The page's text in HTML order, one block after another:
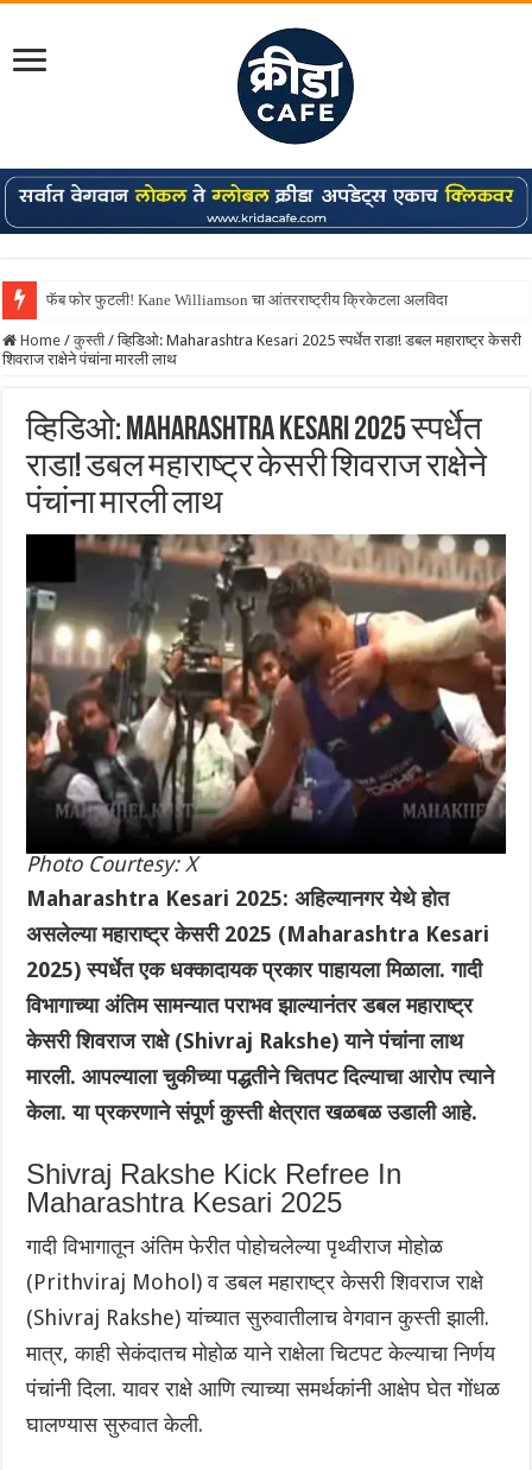
फॅब फोर फुटली! Kane Williamson चा आंतरराष्ट्रीय क्रिकेटला अलविदा
Shreyas Iyer कॅप्टन झाला! टी20 ची पुन्हा मुंबईकराच्या खांद्यावर, एशियन गेम्स…
Home / कुस्ती / व्हिडिओ: Maharashtra Kesari 2025 स्पर्धेत राडा! डबल महाराष्ट्र केसरी
शिवराज राक्षेने पंचांना मारली लाथ
व्हिडिओ: Maharashtra Kesari 2025 स्पर्धेत
राडा! डबल महाराष्ट्र केसरी शिवराज राक्षेने
पंचांना मारली लाथ
Photo Courtesy: X
Maharashtra Kesari 2025: अहिल्यानगर येथे होत
असलेल्या महाराष्ट्र केसरी 2025 (Maharashtra Kesari
2025) स्पर्धेत एक धक्कादायक प्रकार पाहायला मिळाला. गादी
विभागाच्या अंतिम सामन्यात पराभव झाल्यानंतर डबल महाराष्ट्र
केसरी शिवराज राक्षे (Shivraj Rakshe) याने पंचांना लाथ
मारली. आपल्याला चुकीच्या पद्धतीने चितपट दिल्याचा आरोप त्याने
केला. या प्रकरणाने संपूर्ण कुस्ती क्षेत्रात खळबळ उडाली आहे.
Shivraj Rakshe Kick Refree In
Maharashtra Kesari 2025
गादी विभागातून अंतिम फेरीत पोहोचलेल्या पृथ्वीराज मोहोळ
(Prithviraj Mohol) व डबल महाराष्ट्र केसरी शिवराज राक्षे
(Shivraj Rakshe) यांच्यात सुरुवातीलाच वेगवान कुस्ती झाली.
मात्र, काही सेकंदातच मोहोळ याने राक्षेला चिटपट केल्याचा निर्णय
पंचांनी दिला. यावर राक्षे आणि त्याच्या समर्थकांनी आक्षेप घेत गोंधळ
घालण्यास सुरुवात केली.